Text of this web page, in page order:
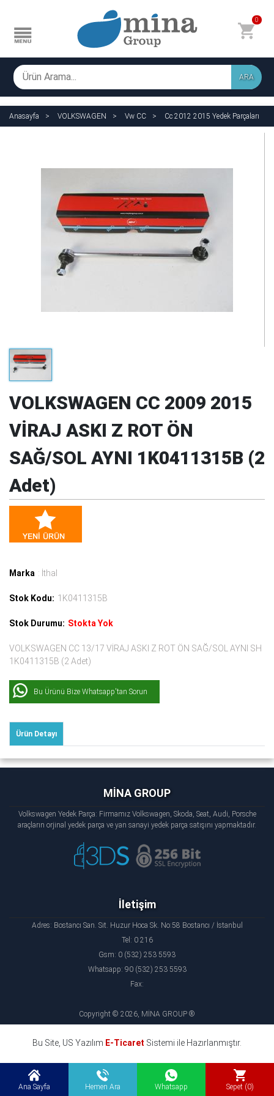
0
ARA
Anasayfa VOLKSWAGEN Vw CC Cc 2012 2015 Yedek Parçaları
VOLKSWAGEN CC 2009 2015
VİRAJ ASKI Z ROT ÖN
SAĞ/SOL AYNI 1K0411315B (2
Adet)
Marka : İthal
Stok Kodu: 1K0411315B
Stok Durumu: Stokta Yok
VOLKSWAGEN CC 13/17 VİRAJ ASKI Z ROT ÖN SAĞ/SOL AYNI SH
1K0411315B (2 Adet)
Bu Ürünü Bize Whatsapp'tan Sorun
Ürün Detayı
Ana Sayfa Hemen Ara Whatsapp Sepet (0)
MİNA GROUP
Volkswagen Yedek Parça: Firmamız Volkswagen, Skoda, Seat, Audi, Porsche
araçların orjinal yedek parça ve yan sanayi yedek parça satışını yapmaktadır.
İletişim
Adres: Bostancı San. Sit. Huzur Hoca Sk. No:58 Bostancı / İstanbul
Tel: 0 216
Gsm: 0 (532) 253 5593
Whatsapp: 90 (532) 253 5593
Fax:
Copyright © 2026, MİNA GROUP ®
Bu Site, US Yazılım E-Ticaret Sistemi ile Hazırlanmıştır.